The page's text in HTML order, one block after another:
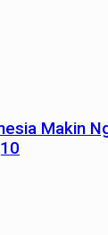
Makin